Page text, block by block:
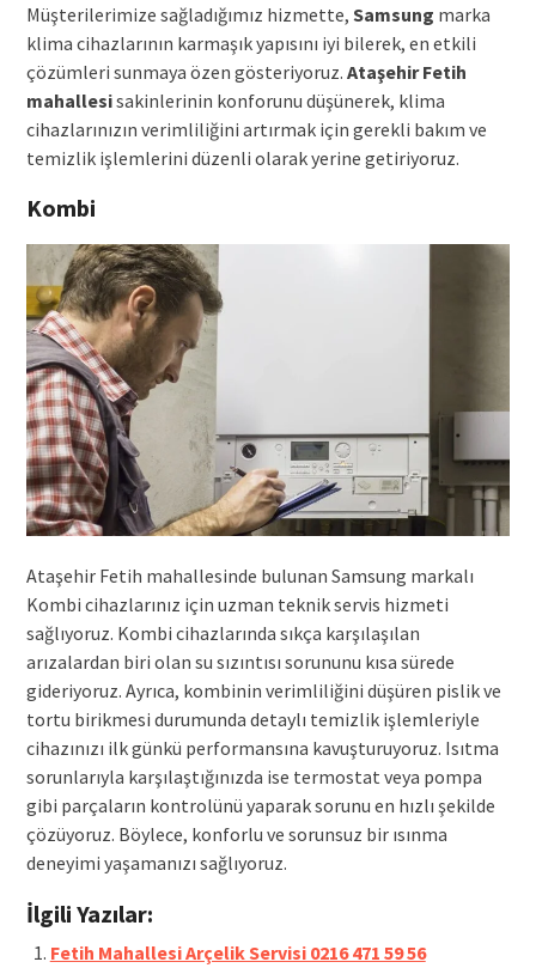
Müşterilerimize sağladığımız hizmette, Samsung marka
klima cihazlarının karmaşık yapısını iyi bilerek, en etkili
çözümleri sunmaya özen gösteriyoruz. Ataşehir Fetih
mahallesisakinlerinin konforunu düşünerek, klima
cihazlarınızın verimliliğini artırmak için gerekli bakım ve
temizlik işlemlerini düzenli olarak yerine getiriyoruz.
Kombi
Ataşehir Fetih mahallesinde bulunan Samsung markalı
Kombi cihazlarınız için uzman teknik servis hizmeti
sağlıyoruz. Kombi cihazlarında sıkça karşılaşılan
arızalardan biri olan su sızıntısı sorununu kısa sürede
gideriyoruz. Ayrıca, kombinin verimliliğini düşüren pislik ve
tortu birikmesi durumunda detaylı temizlik işlemleriyle
cihazınızı ilk günkü performansına kavuşturuyoruz. Isıtma
sorunlarıyla karşılaştığınızda ise termostat veya pompa
gibi parçaların kontrolünü yaparak sorunu en hızlı şekilde
çözüyoruz. Böylece, konforlu ve sorunsuz bir ısınma
deneyimi yaşamanızı sağlıyoruz.
İlgili Yazılar:
Fetih Mahallesi Arçelik Servisi 0216 471 59 56